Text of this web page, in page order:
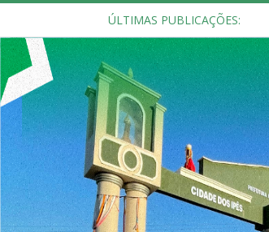
ÚLTIMAS PUBLICAÇÕES: